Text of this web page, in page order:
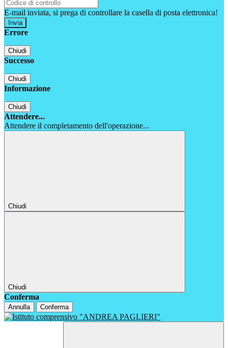
E-mail inviata, si prega di controllare la casella di posta elettronica!
Errore
Chiudi
Successo
Chiudi
Informazione
Chiudi
Attendere...
Attendere il completamento dell'operazione...
Chiudi
Chiudi
Conferma
Annulla Conferma